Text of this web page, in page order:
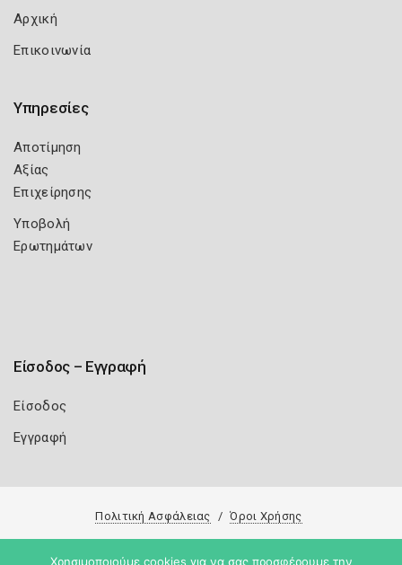
Αρχική
Επικοινωνία
Υπηρεσίες
Αποτίμηση
Αξίας
Επιχείρησης
Υποβολή
Ερωτημάτων
Είσοδος – Εγγραφή
Είσοδος
Εγγραφή
Πολιτική Ασφάλειας Όροι Χρήσης
Copyright 2026 Knowledge A.E.
Χρησιμοποιούμε cookies για να σας προσφέρουμε την